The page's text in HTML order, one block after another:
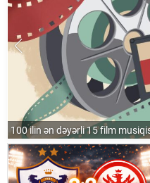
100 ilin ən dəyərli 15 film